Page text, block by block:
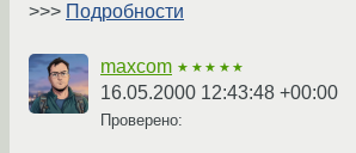
>>> Подробности
maxcom ★★★★★
16.05.2000 12:43:48 +00:00
Проверено: